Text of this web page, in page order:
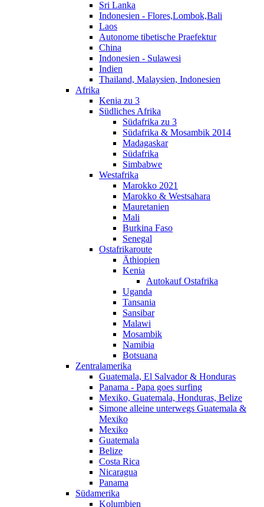
Sri Lanka
Indonesien - Flores,Lombok,Bali
Laos
Autonome tibetische Praefektur
China
Indonesien - Sulawesi
Indien
Thailand, Malaysien, Indonesien
Afrika
Kenia zu 3
Südliches Afrika
Südafrika zu 3
Südafrika & Mosambik 2014
Madagaskar
Südafrika
Simbabwe
Westafrika
Marokko 2021
Marokko & Westsahara
Mauretanien
Mali
Burkina Faso
Senegal
Ostafrikaroute
Äthiopien
Kenia
Autokauf Ostafrika
Uganda
Tansania
Sansibar
Malawi
Mosambik
Namibia
Botsuana
Zentralamerika
Guatemala, El Salvador & Honduras
Panama - Papa goes surfing
Mexiko, Guatemala, Honduras, Belize
Simone alleine unterwegs Guatemala &
Mexiko
Mexiko
Guatemala
Belize
Costa Rica
Nicaragua
Panama
Südamerika
Kolumbien